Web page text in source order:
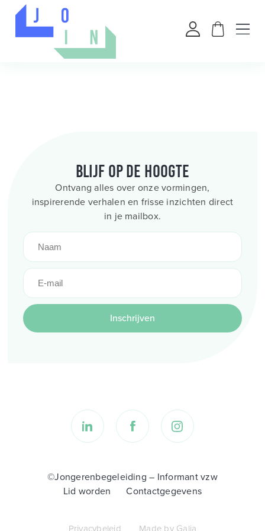
Blijf op de hoogte
Ontvang alles over onze vormingen,
inspirerende verhalen en frisse inzichten direct
in je mailbox.
Inschrijven
©Jongerenbegeleiding – Informant vzw
Lid worden
Contactgegevens